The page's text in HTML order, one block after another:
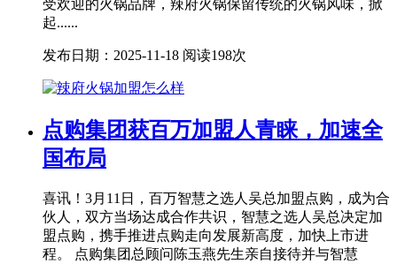
受欢迎的火锅品牌，辣府火锅保留传统的火锅风味，掀
起......
发布日期：2025-11-18 阅读198次
点购集团获百万加盟人青睐，加速全
国布局
喜讯！3月11日，百万智慧之选人吴总加盟点购，成为合
伙人，双方当场达成合作共识，智慧之选人吴总决定加
盟点购，携手推进点购走向发展新高度，加快上市进
程。 点购集团总顾问陈玉燕先生亲自接待并与智慧